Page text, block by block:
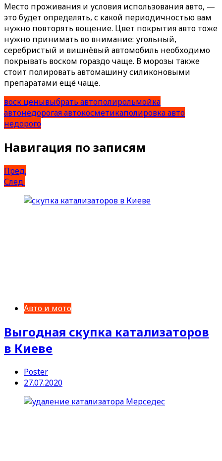
Место проживания и условия использования авто, —
это будет определять, с какой периодичностью вам
нужно повторять вощение. Цвет покрытия авто тоже
нужно принимать во внимание: угольный,
серебристый и вишнёвый автомобиль необходимо
покрывать воском гораздо чаще. В морозы также
стоит полировать автомашину силиконовыми
препаратами ещё чаще.
воск ценывыбрать автополирольмойка
автонедорогая автокосметикаполировка авто
недорого
Навигация по записям
Пред.
След.
Авто и мото
Выгодная скупка катализаторов
в Киеве
Poster
27.07.2020